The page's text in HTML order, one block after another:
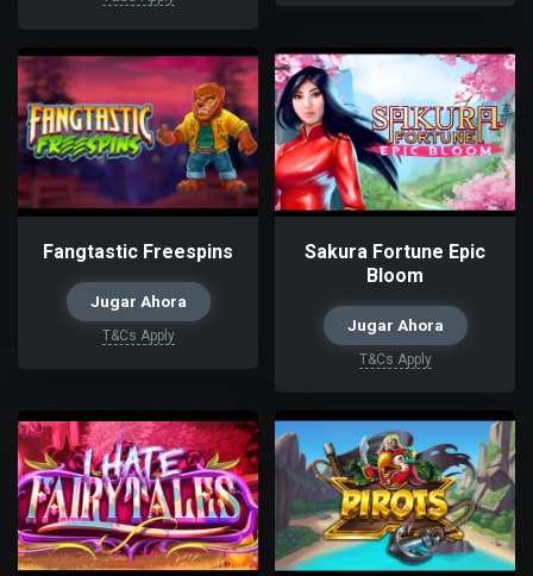
Fangtastic Freespins
Jugar Ahora
T&Cs Apply
Sakura Fortune Epic
Bloom
Jugar Ahora
T&Cs Apply